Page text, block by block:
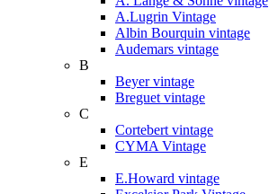
A.Lugrin Vintage
Albin Bourquin vintage
Audemars vintage
B
Beyer vintage
Breguet vintage
C
Cortebert vintage
CYMA Vintage
E
E.Howard vintage